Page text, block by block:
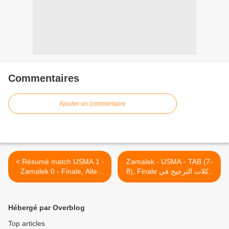
Commentaires
Ajouter un commentaire
< Résumé match USMA 1 -
Zamalek 0 - Finale, Aller
اتحاد العاصمة - الزمالك، نهائي
Zamalek - USMA - TAB (7-
8), Finale️ ركلات الترجيح في
مباراة إياب نهائي كأس الاتحاد
Hébergé par Overblog
Top articles